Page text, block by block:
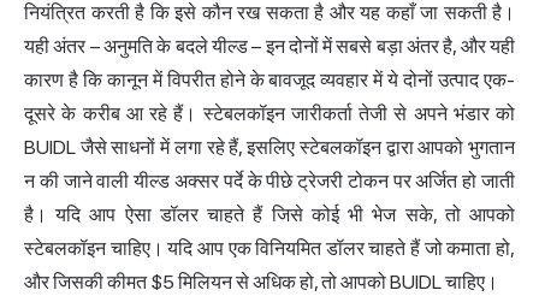
नियंत्रित करती है कि इसे कौन रख सकता है और यह कहाँ जा सकती है।
यही अंतर – अनुमति के बदले यील्ड – इन दोनों में सबसे बड़ा अंतर है, और यही
कारण है कि कानून में विपरीत होने के बावजूद व्यवहार में ये दोनों उत्पाद एक-
दूसरे के करीब आ रहे हैं। स्टेबलकॉइन जारीकर्ता तेजी से अपने भंडार को
BUIDL जैसे साधनों में लगा रहे हैं, इसलिए स्टेबलकॉइन द्वारा आपको भुगतान
न की जाने वाली यील्ड अक्सर पर्दे के पीछे ट्रेजरी टोकन पर अर्जित हो जाती
है। यदि आप ऐसा डॉलर चाहते हैं जिसे कोई भी भेज सके, तो आपको
स्टेबलकॉइन चाहिए। यदि आप एक विनियमित डॉलर चाहते हैं जो कमाता हो,
और जिसकी कीमत $5 मिलियन से अधिक हो, तो आपको BUIDL चाहिए।